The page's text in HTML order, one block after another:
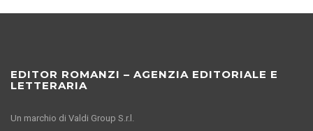
EDITOR ROMANZI – AGENZIA EDITORIALE E
LETTERARIA
Un marchio di Valdi Group S.r.l.